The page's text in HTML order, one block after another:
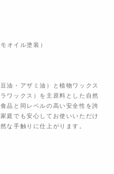
オイル塗装）
油・アザミ油）と植物ワックス
ワックス）を主原料とした自然
品と同レベルの高い安全性を誇
庭でも安心してお使いいただけ
な手触りに仕上がります。